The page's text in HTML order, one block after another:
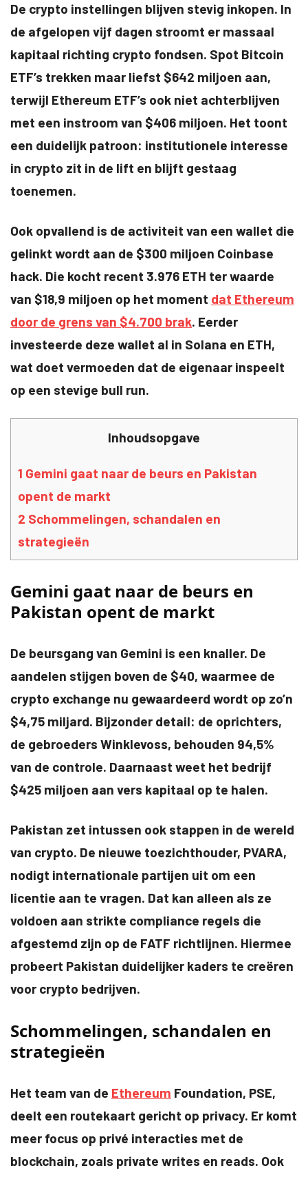
De crypto instellingen blijven stevig inkopen. In
de afgelopen vijf dagen stroomt er massaal
kapitaal richting crypto fondsen. Spot Bitcoin
ETF’s trekken maar liefst $642 miljoen aan,
terwijl Ethereum ETF’s ook niet achterblijven
met een instroom van $406 miljoen. Het toont
een duidelijk patroon: institutionele interesse
in crypto zit in de lift en blijft gestaag
toenemen.
Ook opvallend is de activiteit van een wallet die
gelinkt wordt aan de $300 miljoen Coinbase
hack. Die kocht recent 3.976 ETH ter waarde
van $18,9 miljoen op het moment dat Ethereum
door de grens van $4.700 brak. Eerder
investeerde deze wallet al in Solana en ETH,
wat doet vermoeden dat de eigenaar inspeelt
op een stevige bull run.
Inhoudsopgave
1 Gemini gaat naar de beurs en Pakistan
opent de markt
2 Schommelingen, schandalen en
strategieën
Gemini gaat naar de beurs en
Pakistan opent de markt
De beursgang van Gemini is een knaller. De
aandelen stijgen boven de $40, waarmee de
crypto exchange nu gewaardeerd wordt op zo’n
$4,75 miljard. Bijzonder detail: de oprichters,
de gebroeders Winklevoss, behouden 94,5%
van de controle. Daarnaast weet het bedrijf
$425 miljoen aan vers kapitaal op te halen.
Pakistan zet intussen ook stappen in de wereld
van crypto. De nieuwe toezichthouder, PVARA,
nodigt internationale partijen uit om een
licentie aan te vragen. Dat kan alleen als ze
voldoen aan strikte compliance regels die
afgestemd zijn op de FATF richtlijnen. Hiermee
probeert Pakistan duidelijker kaders te creëren
voor crypto bedrijven.
Schommelingen, schandalen en
strategieën
Het team van de Ethereum Foundation, PSE,
deelt een routekaart gericht op privacy. Er komt
meer focus op privé interacties met de
blockchain, zoals private writes en reads. Ook